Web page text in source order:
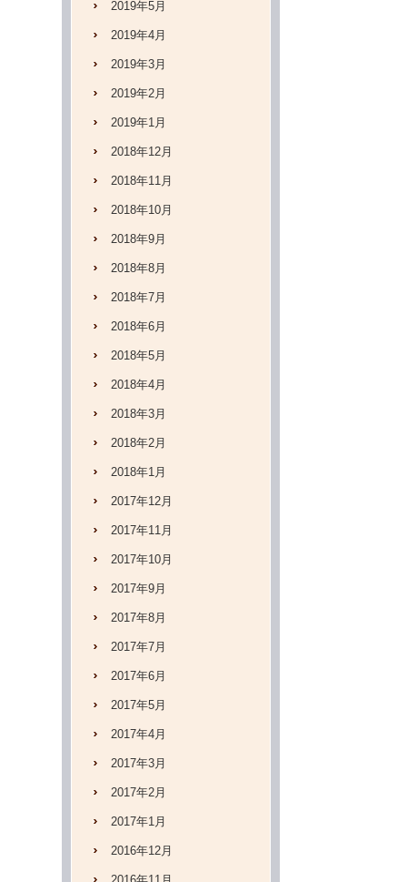
2019年5月
2019年4月
2019年3月
2019年2月
2019年1月
2018年12月
2018年11月
2018年10月
2018年9月
2018年8月
2018年7月
2018年6月
2018年5月
2018年4月
2018年3月
2018年2月
2018年1月
2017年12月
2017年11月
2017年10月
2017年9月
2017年8月
2017年7月
2017年6月
2017年5月
2017年4月
2017年3月
2017年2月
2017年1月
2016年12月